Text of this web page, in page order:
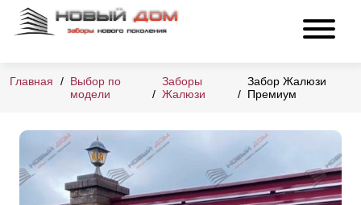
Главная
Выбор по
модели
Заборы
Жалюзи
Забор Жалюзи
Премиум